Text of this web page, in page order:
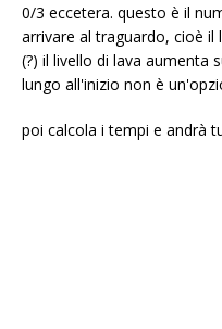
0/3 eccetera. questo è il
arrivare al traguardo, cioè
(?) il livello di lava aumenta
lungo all'inizio non è
poi calcola i tempi e andrà